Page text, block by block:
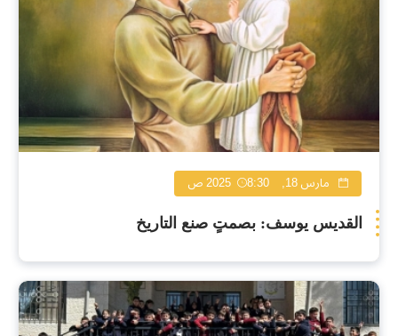
مارس 18, 2025 8:30 ص
القديس يوسف: بصمتٍ صنع التاريخ